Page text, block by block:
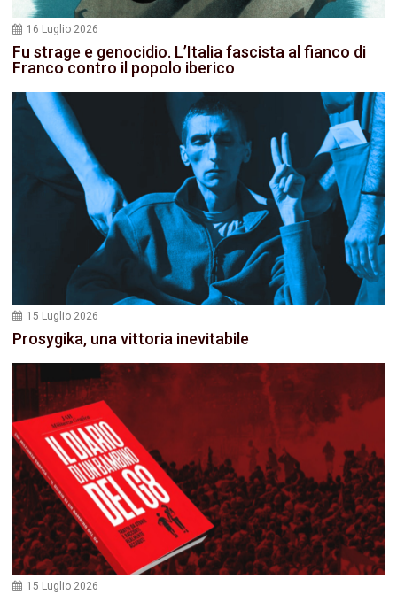
16 Luglio 2026
Fu strage e genocidio. L’Italia fascista al fianco di
Franco contro il popolo iberico
15 Luglio 2026
Prosygika, una vittoria inevitabile
15 Luglio 2026